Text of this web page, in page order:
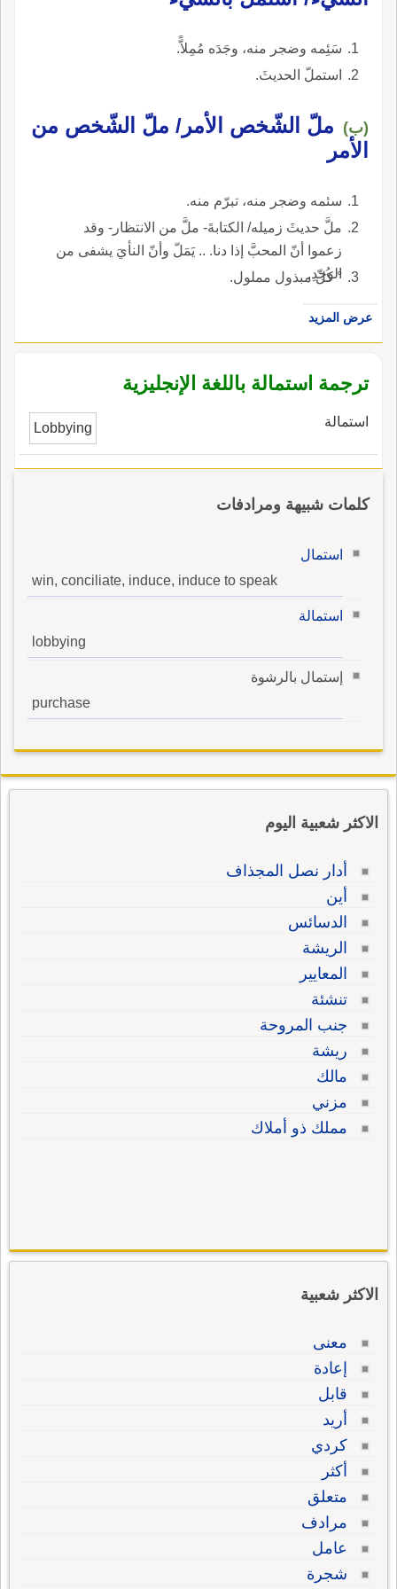
سَئِمه وضجر منه، وجَدَه مُمِلاًّ.
استملّ الحديثَ.
(ب) ملّ الشّخص الأمر/ ملّ الشّخص من
الأمر
سئمه وضجر منه، تبرّم منه.
ملَّ حديثَ زميله/ الكتابةَ- ملَّ من الانتظار- وقد
زعموا أنّ المحبَّ إذا دنا. .. يَمَلّ وأنّ النأيَ يشفى من
الوجدِ.
° كُلّ مبذول مملول.
عرض المزيد
ترجمة استمالة باللغة الإنجليزية
استمالة Lobbying
كلمات شبيهة ومرادفات
استمال
win, conciliate, induce, induce to speak
استمالة
lobbying
إستمال بالرشوة
purchase
الاكثر شعبية اليوم
أدار نصل المجذاف
أين
الدسائس
الريشة
المعايير
تنشئة
جنب المروحة
ريشة
مالك
مزني
مملك ذو أملاك
الاكثر شعبية
معنى
إعادة
قابل
أريد
كردي
أكثر
متعلق
مرادف
عامل
شجرة